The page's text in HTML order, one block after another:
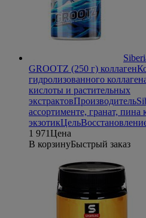
GROOTZ (250 г) коллаген
гидролизованного
кислоты и растительных
экстрактовПроизводитель
ассортименте, гранат, пина
экзотикЦель
1 971Цена
В корзинуБыстрый заказ